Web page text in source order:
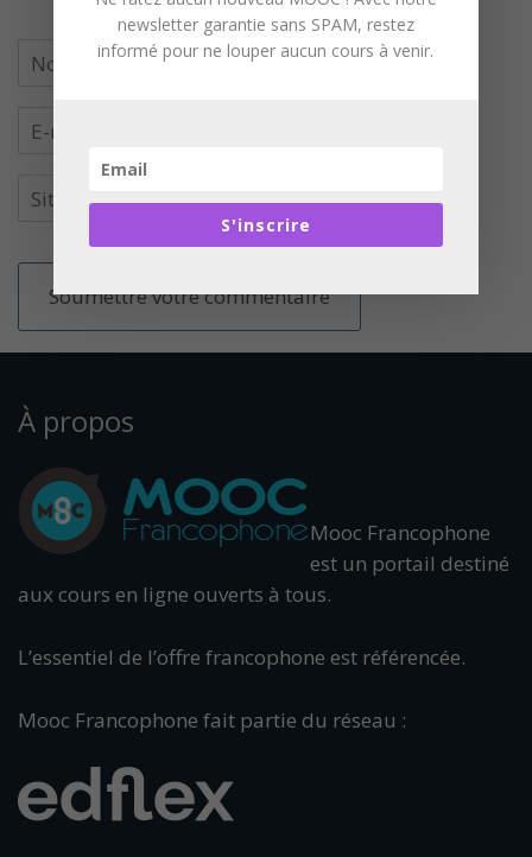
À propos
Mooc Francophone
est un portail destiné
aux cours en ligne ouverts à tous.
L’essentiel de l’offre francophone est référencée.
Mooc Francophone fait partie du réseau :
newsletter garantie sans SPAM, restez
informé pour ne louper aucun cours à venir.
S'inscrire